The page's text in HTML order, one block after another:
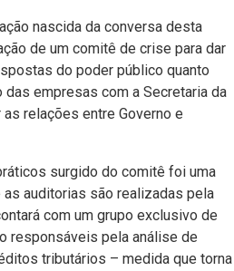
nascida da conversa desta
de um comitê de crise para dar
do poder público quanto
das empresas com a Secretaria da
relações entre Governo e
surgido do comitê foi uma
as auditorias são realizadas pela
com um grupo exclusivo de
responsáveis pela análise de
tributários – medida que torna